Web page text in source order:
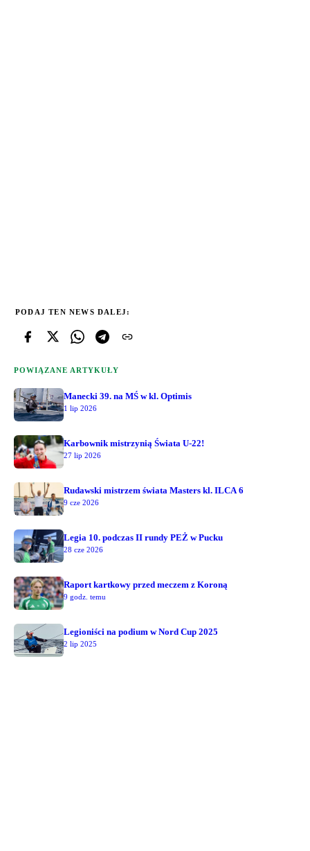
PODAJ TEN NEWS DALEJ:
POWIĄZANE ARTYKUŁY
Manecki 39. na MŚ w kl. Optimis
1 lip 2026
Karbownik mistrzynią Świata U-22!
27 lip 2026
Rudawski mistrzem świata Masters kl. ILCA 6
9 cze 2026
Legia 10. podczas II rundy PEŻ w Pucku
28 cze 2026
Raport kartkowy przed meczem z Koroną
9 godz. temu
Legioniści na podium w Nord Cup 2025
2 lip 2025